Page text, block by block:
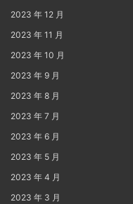
2023 年 12 月
2023 年 11 月
2023 年 10 月
2023 年 9 月
2023 年 8 月
2023 年 7 月
2023 年 6 月
2023 年 5 月
2023 年 4 月
2023 年 3 月